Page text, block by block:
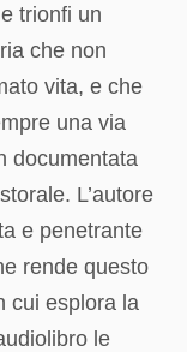
trionfi un
che non
vita, e che
una via
documentata
L’autore
e penetrante
rende questo
cui esplora la
le